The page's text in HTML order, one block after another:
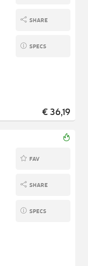
SHARE
SPECS
€ 36,19
FAV
SHARE
SPECS